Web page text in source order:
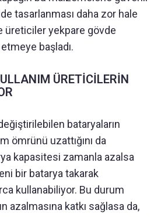
tasarlanması daha zor hale
üreticiler yekpare gövde
başladı.
ÜRETİCİLERİN
bataryaların
ömrünü uzattığını da
kapasitesi zamanla azalsa
bir batarya takarak
kullanabiliyor. Bu durum
azalmasına katkı sağlasa da,